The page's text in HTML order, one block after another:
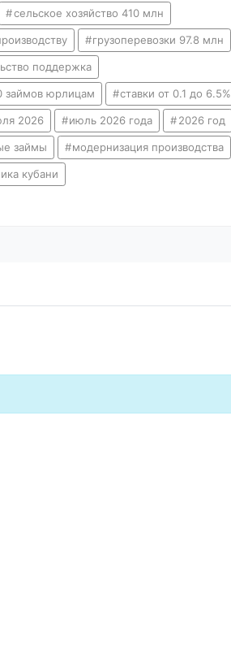
сельское хозяйство 410 млн
грузоперевозки 97.8 млн
поддержка
займов юрлицам ставки от 0.1 до 6.5%
2026 июль 2026 года 2026 год
займы модернизация производства
кубани